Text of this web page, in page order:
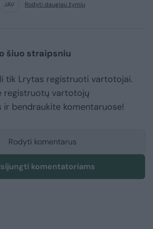
JAV Rodyti daugiau žymių
šiuo straipsniu
tik Lrytas registruoti vartotojai.
registruotų vartotojų
ir bendraukite komentaruose!
Rodyti komentarus
komentatoriams